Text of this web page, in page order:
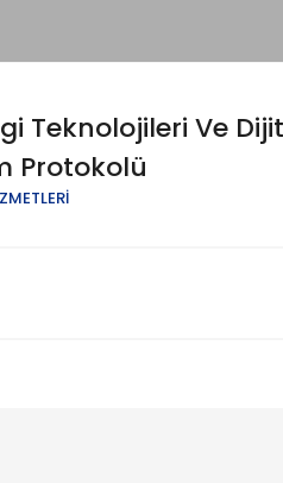
Teknolojileri Ve
Protokolü